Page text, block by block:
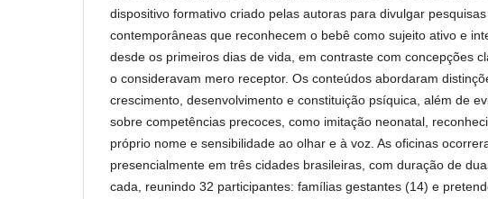
dispositivo formativo criado pelas autoras para divulgar pesquisas
contemporâneas que reconhecem o bebê como sujeito ativo e
desde os primeiros dias de vida, em contraste com concepções
o consideravam mero receptor. Os conteúdos abordaram
crescimento, desenvolvimento e constituição psíquica, além de
sobre competências precoces, como imitação neonatal,
próprio nome e sensibilidade ao olhar e à voz. As oficinas
presencialmente em três cidades brasileiras, com duração de
cada, reunindo 32 participantes: famílias gestantes (14) e